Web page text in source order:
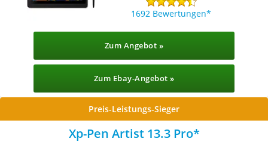
1692 Bewertungen
Zum Angebot »
Zum Ebay-Angebot »
Preis-Leistungs-Sieger
Xp-Pen Artist 13.3 Pro